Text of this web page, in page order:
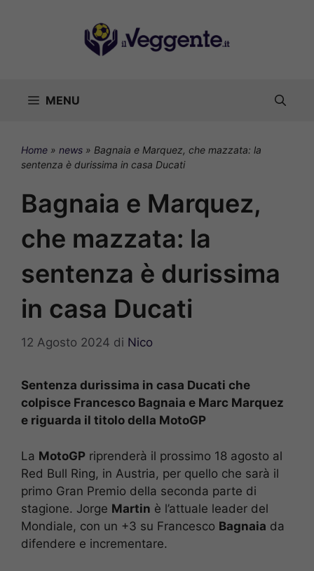
MENU
Home » news » Bagnaia e Marquez, che mazzata: la
sentenza è durissima in casa Ducati
Bagnaia e Marquez,
che mazzata: la
sentenza è durissima
in casa Ducati
12 Agosto 2024 di Nico
Sentenza durissima in casa Ducati che
colpisce Francesco Bagnaia e Marc Marquez
e riguarda il titolo della MotoGP
La MotoGP riprenderà il prossimo 18 agosto al
Red Bull Ring, in Austria, per quello che sarà il
primo Gran Premio della seconda parte di
stagione. Jorge Martin è l’attuale leader del
Mondiale, con un +3 su Francesco Bagnaia da
difendere e incrementare.